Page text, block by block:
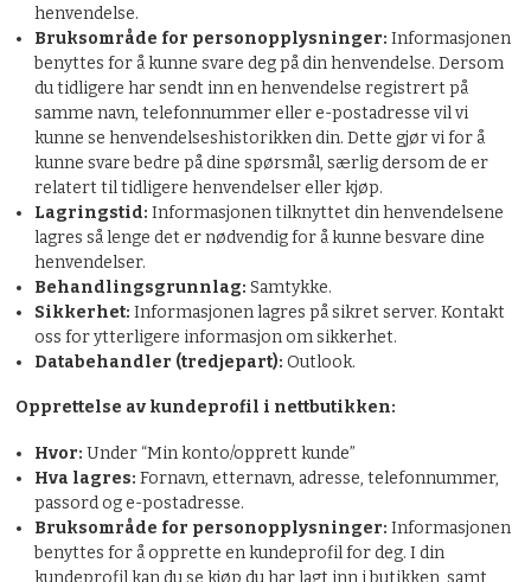
henvendelse.
Bruksområde for personopplysninger: Informasjonen
benyttes for å kunne svare deg på din henvendelse. Dersom
du tidligere har sendt inn en henvendelse registrert på
samme navn, telefonnummer eller e-postadresse vil vi
kunne se henvendelseshistorikken din. Dette gjør vi for å
kunne svare bedre på dine spørsmål, særlig dersom de er
relatert til tidligere henvendelser eller kjøp.
Lagringstid: Informasjonen tilknyttet din henvendelsene
lagres så lenge det er nødvendig for å kunne besvare dine
henvendelser.
Behandlingsgrunnlag: Samtykke.
Sikkerhet: Informasjonen lagres på sikret server. Kontakt
oss for ytterligere informasjon om sikkerhet.
Databehandler (tredjepart): Outlook.
Opprettelse av kundeprofil i nettbutikken:
Hvor: Under “Min konto/opprett kunde”
Hva lagres: Fornavn, etternavn, adresse, telefonnummer,
passord og e-postadresse.
Bruksområde for personopplysninger: Informasjonen
benyttes for å opprette en kundeprofil for deg. I din
kundeprofil kan du se kjøp du har lagt inn i butikken, samt